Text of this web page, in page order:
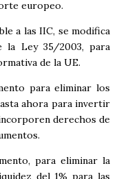
europeo.
a las IIC, se modifica
la Ley 35/2003, para
de la UE.
para eliminar los
ahora para invertir
derechos de
para eliminar la
del 1% para las